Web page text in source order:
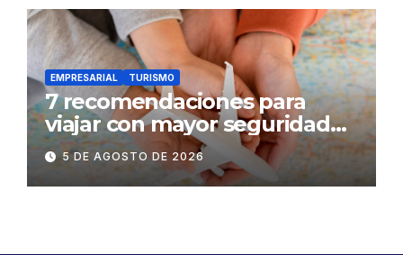
EMPRESARIAL TURISMO
7 recomendaciones para
viajar con mayor seguridad
dentro y fuera del Ecuador
5 DE AGOSTO DE 2026